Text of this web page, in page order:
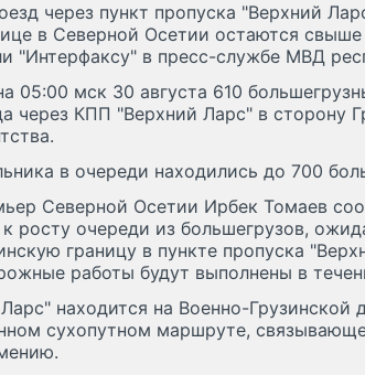
через пункт пропуска "Верхний
в Северной Осетии остаются
"Интерфаксу" в пресс-службе МВД
05:00 мск 30 августа 610
через КПП "Верхний Ларс" в сторону
в очереди находились до 700
Северной Осетии Ирбек Томаев
росту очереди из большегрузов,
границу в пункте пропуска
работы будут выполнены в
находится на Военно-Грузинской
сухопутном маршруте,